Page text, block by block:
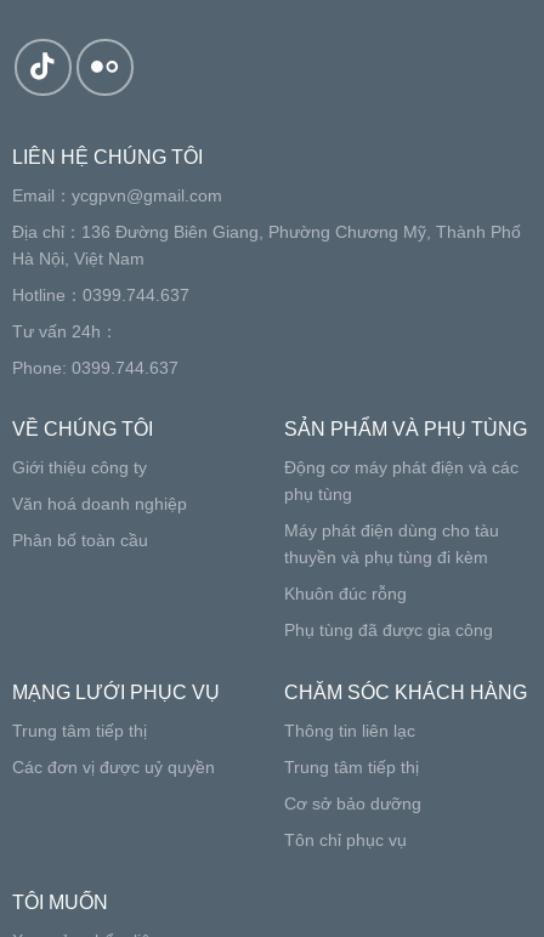
LIÊN HỆ CHÚNG TÔI
Email： ycgpvn@gmail.com
Địa chỉ：136 Đường Biên Giang, Phường Chương Mỹ, Thành Phố
Hà Nội, Việt Nam
Hotline：0399.744.637
Tư vấn 24h：
Phone: 0399.744.637
VỀ CHÚNG TÔI
Giới thiệu công ty
Văn hoá doanh nghiệp
Phân bố toàn cầu
SẢN PHẨM VÀ PHỤ TÙNG
Động cơ máy phát điện và các
phụ tùng
Máy phát điện dùng cho tàu
thuyền và phụ tùng đi kèm
Khuôn đúc rỗng
Phụ tùng đã được gia công
MẠNG LƯỚI PHỤC VỤ
Trung tâm tiếp thị
Các đơn vị được uỷ quyền
CHĂM SÓC KHÁCH HÀNG
Thông tin liên lạc
Trung tâm tiếp thị
Cơ sở bảo dưỡng
Tôn chỉ phục vụ
TÔI MUỐN